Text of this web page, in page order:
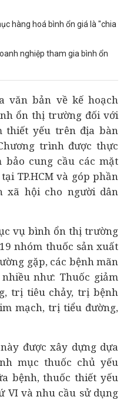
hàng hoá bình ổn giá là "chia
nghiệp tham gia bình ổn
văn bản về kế hoạch
ổn thị trường đối với
thiết yếu trên địa bàn
trình được thực
bảo cung cầu các mặt
TP.HCM và góp phần
xã hội cho người dân
vụ bình ổn thị trường
nhóm thuốc sản xuất
gặp, các bệnh mãn
như: Thuốc giảm
trị tiêu chảy, trị bệnh
mạch, trị tiểu đường,
được xây dựng dựa
mục thuốc chủ yếu
bệnh, thuốc thiết yếu
VI và nhu cầu sử dụng